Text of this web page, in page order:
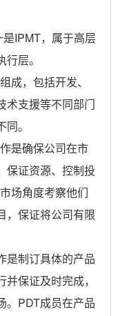
IPMT，属于高层
层。
成，包括开发、
术支援等不同部门
。
是确保公司在市
保证资源、控制投
场角度考察他们
，保证将公司有限
是制订具体的产品
保证及时完成，
。PDT成员在产品